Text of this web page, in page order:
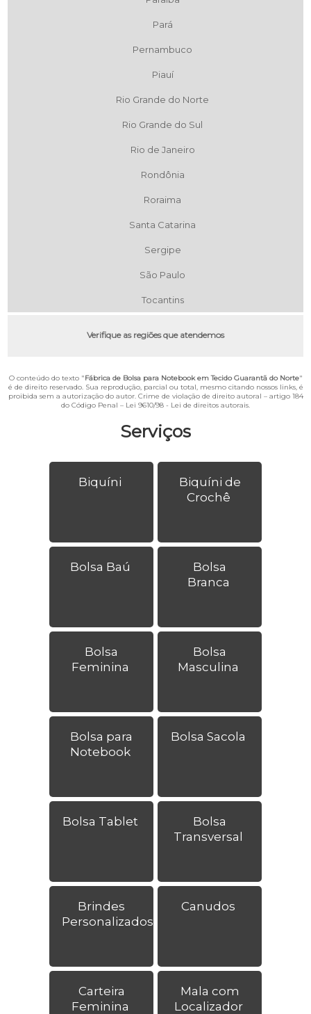
Serviços
Biquíni
Biquíni de
Crochê
Bolsa Baú
Bolsa
Branca
Bolsa
Feminina
Bolsa
Masculina
Bolsa para
Notebook
Bolsa Sacola
Bolsa Tablet
Bolsa
Transversal
Brindes
Personalizados
Canudos
Carteira
Feminina
Mala com
Localizador
Pará
Pernambuco
Piauí
Rio Grande do Norte
Rio Grande do Sul
Rio de Janeiro
Rondônia
Roraima
Santa Catarina
Sergipe
São Paulo
Tocantins
Verifique as regiões que atendemos
O conteúdo do texto "Fábrica de Bolsa para Notebook em Tecido Guarantã do Norte"
é de direito reservado. Sua reprodução, parcial ou total, mesmo citando nossos links, é
proibida sem a autorização do autor. Crime de violação de direito autoral – artigo 184
do Código Penal – Lei 9610/98 - Lei de direitos autorais.